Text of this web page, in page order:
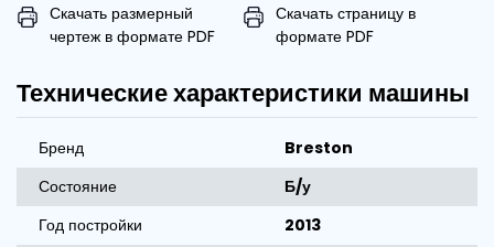
Скачать размерный
чертеж в формате PDF
Скачать страницу в
формате PDF
Технические характеристики машины
Бренд
Breston
Состояние
Б/у
Год постройки
2013